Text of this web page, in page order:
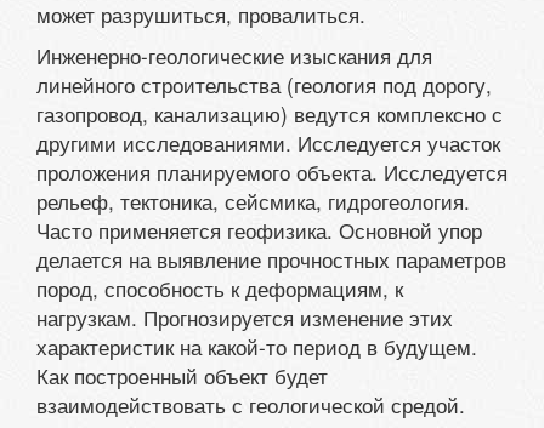
может разрушиться, провалиться.
Инженерно-геологические изыскания для
линейного строительства (геология под дорогу,
газопровод, канализацию) ведутся комплексно с
другими исследованиями. Исследуется участок
проложения планируемого объекта. Исследуется
рельеф, тектоника, сейсмика, гидрогеология.
Часто применяется геофизика. Основной упор
делается на выявление прочностных параметров
пород, способность к деформациям, к
нагрузкам. Прогнозируется изменение этих
характеристик на какой-то период в будущем.
Как построенный объект будет
взаимодействовать с геологической средой.